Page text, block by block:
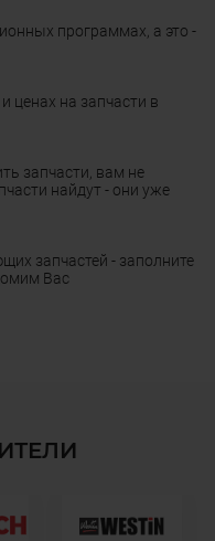
программах, а это -
ценах на запчасти в
запчасти, вам не
найдут - они уже
запчастей - заполните
Вас